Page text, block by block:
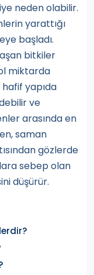
neden olabilir.
yarattığı
başladı.
bitkiler
miktarda
yapıda
ve
arasında en
saman
gözlerde
sebep olan
düşürür.